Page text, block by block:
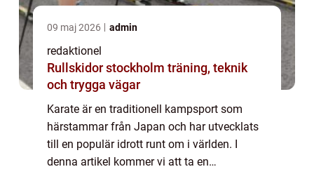
09 maj 2026 admin
redaktionel
Rullskidor stockholm träning, teknik
och trygga vägar
Karate är en traditionell kampsport som
härstammar från Japan och har utvecklats
till en populär idrott runt om i världen. I
denna artikel kommer vi att ta en